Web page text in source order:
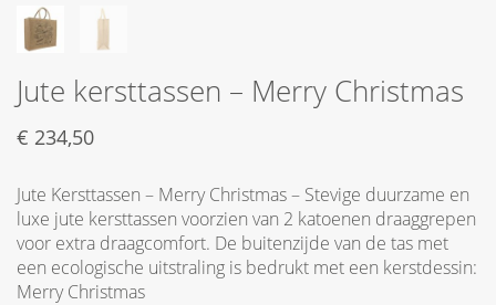
Jute kersttassen – Merry Christmas
€ 234,50
Jute Kersttassen – Merry Christmas – Stevige duurzame en
luxe jute kersttassen voorzien van 2 katoenen draaggrepen
voor extra draagcomfort. De buitenzijde van de tas met
een ecologische uitstraling is bedrukt met een kerstdessin:
Merry Christmas